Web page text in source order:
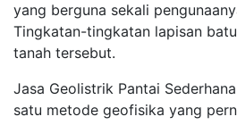
yang berguna sekali
Tingkatan-tingkatan lapisan
tanah tersebut.
Jasa Geolistrik Pantai
satu metode geofisika yang